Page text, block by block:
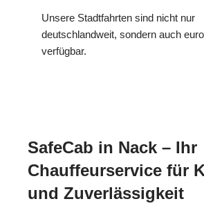
Unsere Stadtfahrten sind nicht nur
deutschlandweit, sondern auch
verfügbar.
SafeCab in Nack – Ihr
Chauffeurservice für
und Zuverlässigkeit